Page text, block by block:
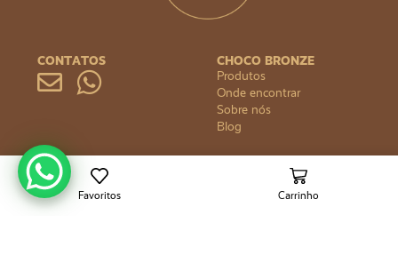
Favoritos Carrinho
CONTATOS
CHOCO BRONZE
Produtos
Onde encontrar
Sobre nós
Blog
DÚVIDAS
Política de privacidade
Política de reembolso